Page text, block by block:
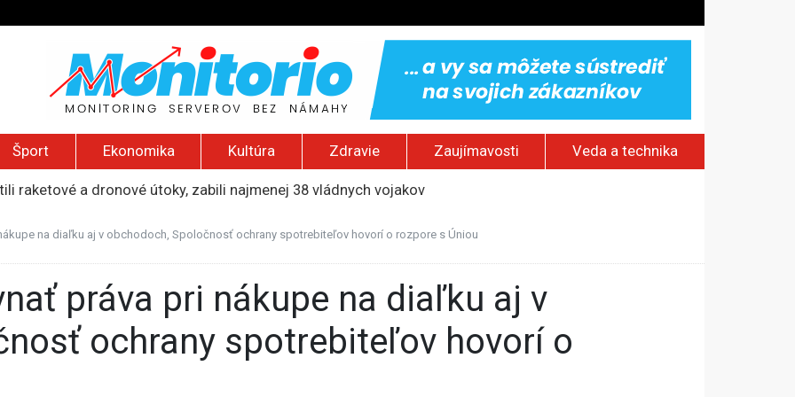
Šport Ekonomika Kultúra Zdravie Zaujímavosti Veda a technika
raketové a dronové útoky, zabili najmenej 38 vládnych vojakov
„zhasne celý Perzský záliv“, pripravil zoznam cieľov
na diaľku aj v obchodoch, Spoločnosť ochrany spotrebiteľov hovorí o rozpore s Úniou
ochrany spotrebiteľov hovorí o